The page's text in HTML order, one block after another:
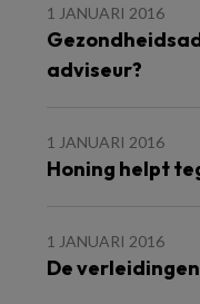
1 JANUARI 2016
adviseur?
1 JANUARI 2016
Honing helpt
1 JANUARI 2016
De